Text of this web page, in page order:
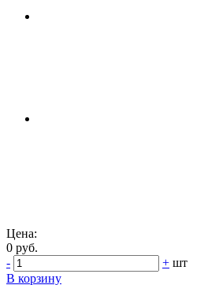
Цена:
0 руб.
-
+ шт
В корзину